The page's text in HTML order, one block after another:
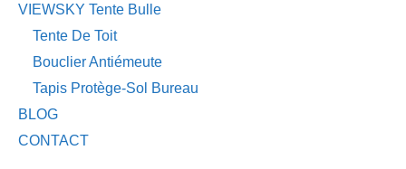
VIEWSKY Tente Bulle
Tente De Toit
Bouclier Antiémeute
Tapis Protège-Sol Bureau
BLOG
CONTACT